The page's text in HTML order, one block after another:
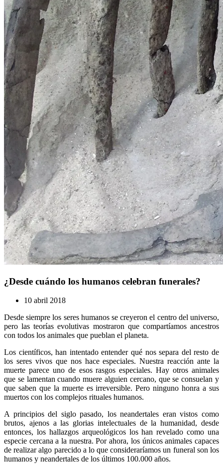
¿Desde cuándo los humanos celebran funerales?
10 abril 2018
Desde siempre los seres humanos se creyeron el centro del universo,
pero las teorías evolutivas mostraron que compartíamos ancestros
con todos los animales que pueblan el planeta.
Los científicos, han intentado entender qué nos separa del resto de
los seres vivos que nos hace especiales. Nuestra reacción ante la
muerte parece uno de esos rasgos especiales. Hay otros animales
que se lamentan cuando muere alguien cercano, que se consuelan y
que saben que la muerte es irreversible. Pero ninguno honra a sus
muertos con los complejos rituales humanos.
A principios del siglo pasado, los neandertales eran vistos como
brutos, ajenos a las glorias intelectuales de la humanidad, desde
entonces, los hallazgos arqueológicos los han revelado como una
especie cercana a la nuestra. Por ahora, los únicos animales capaces
de realizar algo parecido a lo que consideraríamos un funeral son los
humanos y neandertales de los últimos 100.000 años.